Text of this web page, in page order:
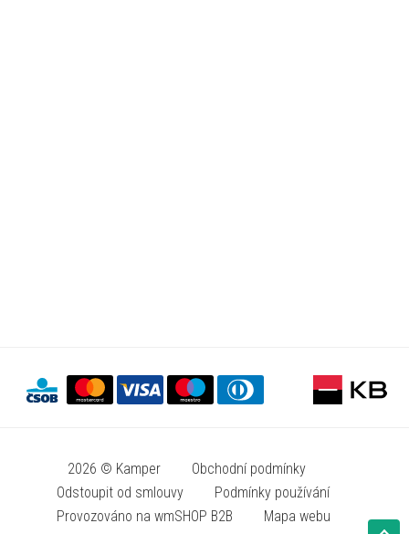
2026 © Kamper
Obchodní podmínky
Odstoupit od smlouvy
Podmínky používání
Provozováno na wmSHOP B2B
Mapa webu